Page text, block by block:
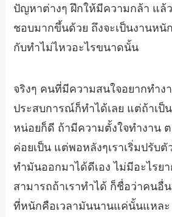
ปัญหาต่างๆ ฝึกให้มีความกล้า แล้
ชอบมากขึ้นด้วย ถึงจะเป็นงานหนั
กับทำไม่ไหวอะไรขนาดนั้น
จริงๆ คนที่มีความสนใจอยากทำง
ประสบการณ์ก็ทำได้เลย แต่ถ้าเ
หน่อยก็ดี ถ้ามีความตั้งใจทำงาน
ค่อยเป็น แต่พอหลังๆเราเริ่มปรับตั
ทำมันออกมาได้ดีเอง ไม่มีอะไรย
สามารถถ้าเราทำได้ ก็ชื่อว่าคนอื่
ที่หนักคือเวลามันนานแค่นั้นแหละ